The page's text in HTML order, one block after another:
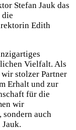
Stefan Jauk das
die
Edith
Vielfalt. Als
stolzer Partner
Erhalt und zur
für die
wir
auch